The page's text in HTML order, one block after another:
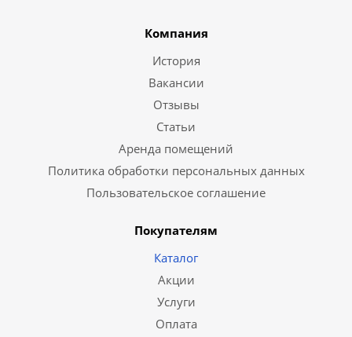
Компания
История
Вакансии
Отзывы
Статьи
Аренда помещений
Политика обработки персональных данных
Пользовательское соглашение
Покупателям
Каталог
Акции
Услуги
Оплата